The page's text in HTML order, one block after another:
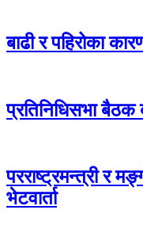
बाढी र पहिरोका
प्रतिनिधिसभा बैठक
परराष्ट्रमन्त्री र
भेटवार्ता